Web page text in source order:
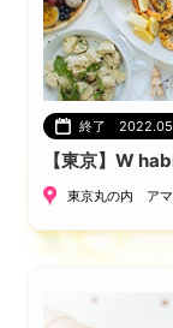
終了
【東京】W
東京丸の内 アマ